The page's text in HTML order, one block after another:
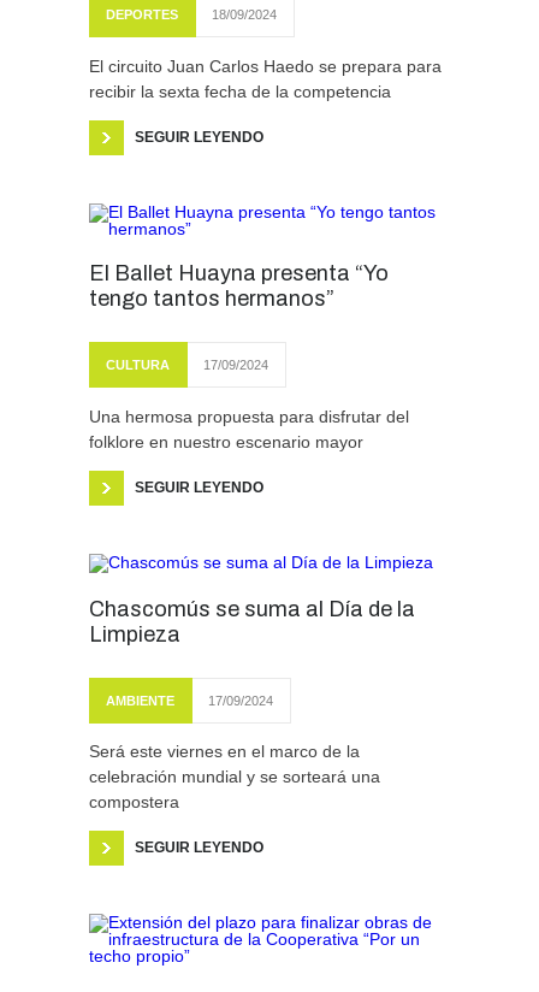
DEPORTES 18/09/2024
El circuito Juan Carlos Haedo se prepara para
recibir la sexta fecha de la competencia
SEGUIR LEYENDO
El Ballet Huayna presenta “Yo
tengo tantos hermanos”
CULTURA 17/09/2024
Una hermosa propuesta para disfrutar del
folklore en nuestro escenario mayor
SEGUIR LEYENDO
Chascomús se suma al Día de la
Limpieza
AMBIENTE 17/09/2024
Será este viernes en el marco de la
celebración mundial y se sorteará una
compostera
SEGUIR LEYENDO